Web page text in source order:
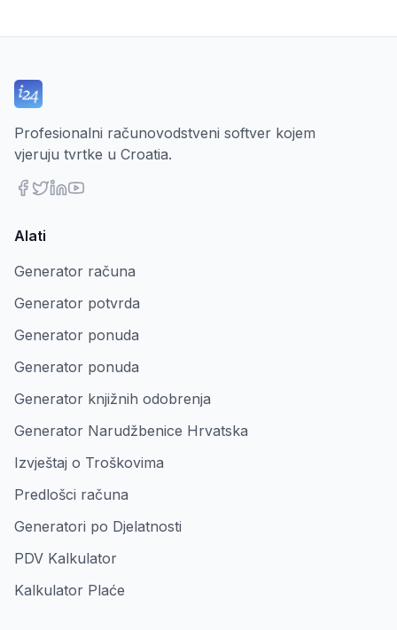
Profesionalni računovodstveni softver kojem
vjeruju tvrtke u Croatia.
Alati
Generator računa
Generator potvrda
Generator ponuda
Generator ponuda
Generator knjižnih odobrenja
Generator Narudžbenice Hrvatska
Izvještaj o Troškovima
Predlošci računa
Generatori po Djelatnosti
PDV Kalkulator
Kalkulator Plaće